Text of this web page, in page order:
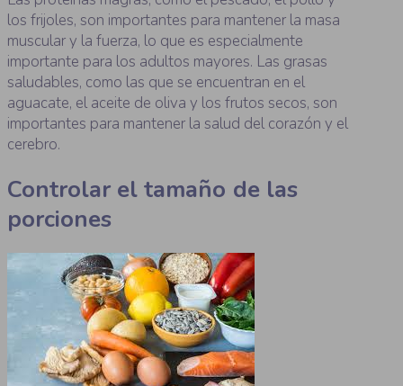
los frijoles, son importantes para mantener la masa
muscular y la fuerza, lo que es especialmente
importante para los adultos mayores. Las grasas
saludables, como las que se encuentran en el
aguacate, el aceite de oliva y los frutos secos, son
importantes para mantener la salud del corazón y el
cerebro.
Controlar el tamaño de las
porciones